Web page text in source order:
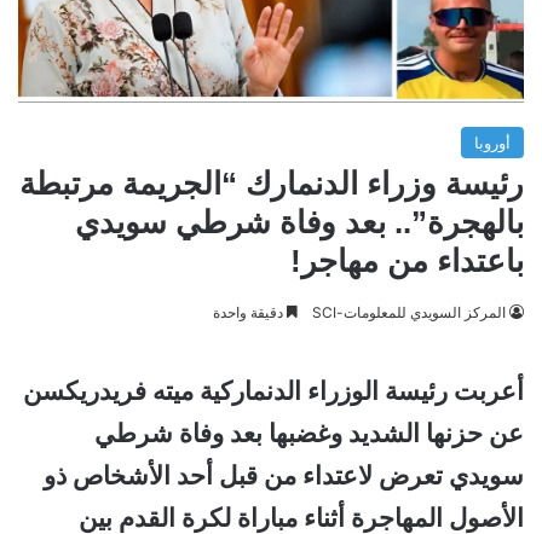
أوروبا
رئيسة وزراء الدنمارك “الجريمة مرتبطة
بالهجرة”.. بعد وفاة شرطي سويدي
باعتداء من مهاجر!
المركز السويدي للمعلومات-SCI دقيقة واحدة
أعربت رئيسة الوزراء الدنماركية ميته فريدريكسن
عن حزنها الشديد وغضبها بعد وفاة شرطي
سويدي تعرض لاعتداء من قبل أحد الأشخاص ذو
الأصول المهاجرة أثناء مباراة لكرة القدم بين